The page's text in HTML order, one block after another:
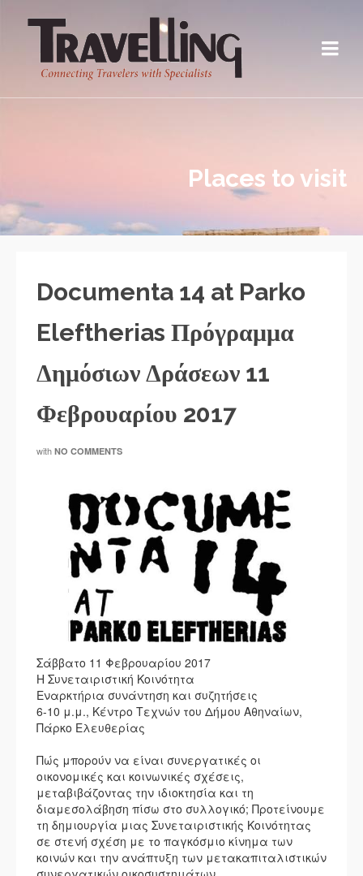
Places to visit
Documenta 14 at Parko
Eleftherias Πρόγραμμα
Δημόσιων Δράσεων 11
Φεβρουαρίου 2017
with NO COMMENTS
Σάββατο 11 Φεβρουαρίου 2017
Η Συνεταιριστική Κοινότητα
Eναρκτήρια συνάντηση και συζητήσεις
6-10 μ.μ., Κέντρο Τεχνών του Δήμου Αθηναίων,
Πάρκο Ελευθερίας
Πώς μπορούν να είναι συνεργατικές οι
οικονομικές και κοινωνικές σχέσεις,
μεταβιβάζοντας την ιδιοκτησία και τη
διαμεσολάβηση πίσω στο συλλογικό; Προτείνουμε
τη δημιουργία μιας Συνεταιριστικής Κοινότητας
σε στενή σχέση με το παγκόσμιο κίνημα των
κοινών και την ανάπτυξη των μετακαπιταλιστικών